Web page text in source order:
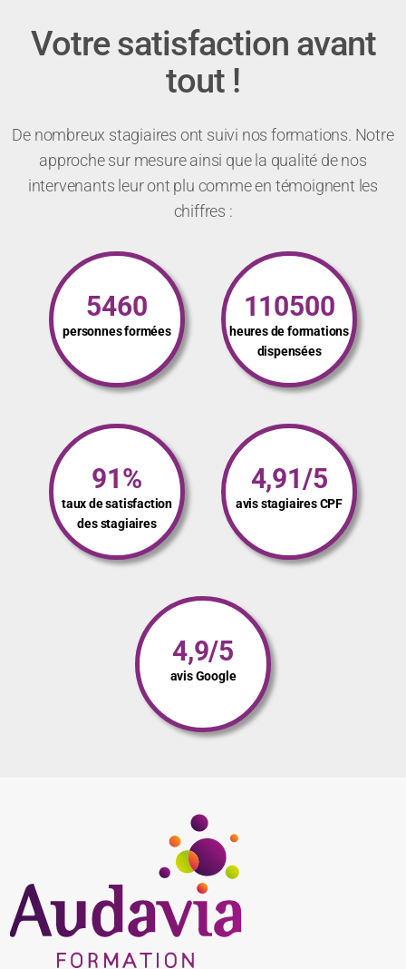
Votre satisfaction avant
tout !
De nombreux stagiaires ont suivi nos formations. Notre
approche sur mesure ainsi que la qualité de nos
intervenants leur ont plu comme en témoignent les
chiffres :
5460
personnes formées
110500
heures de formations
dispensées
91%
taux de satisfaction
des stagiaires
4,91/5
avis stagiaires CPF
4,9/5
avis Google